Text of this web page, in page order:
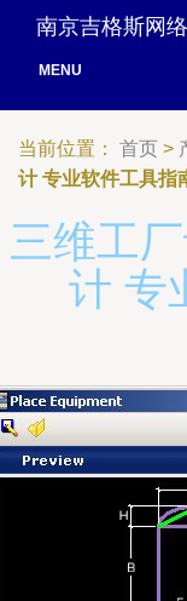
南京吉格斯网
MENU
当前位置： 首页 >
计 专业软件工具指
三维工
计 专